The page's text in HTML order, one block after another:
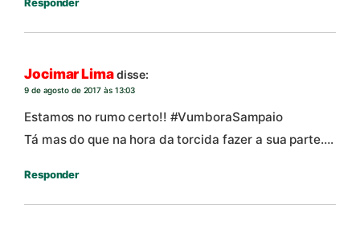
Responder
Jocimar Limadisse:
9 de agosto de 2017 às 13:03
Estamos no rumo certo!! #VumboraSampaio
Tá mas do que na hora da torcida fazer a sua parte….
Responder